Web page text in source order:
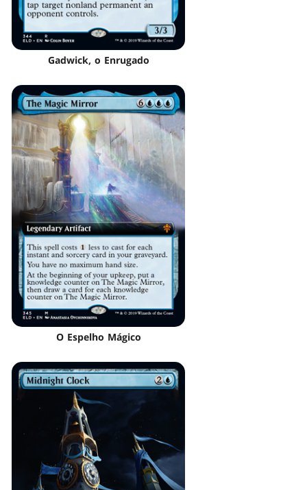
Gadwick, o Enrugado
O Espelho Mágico